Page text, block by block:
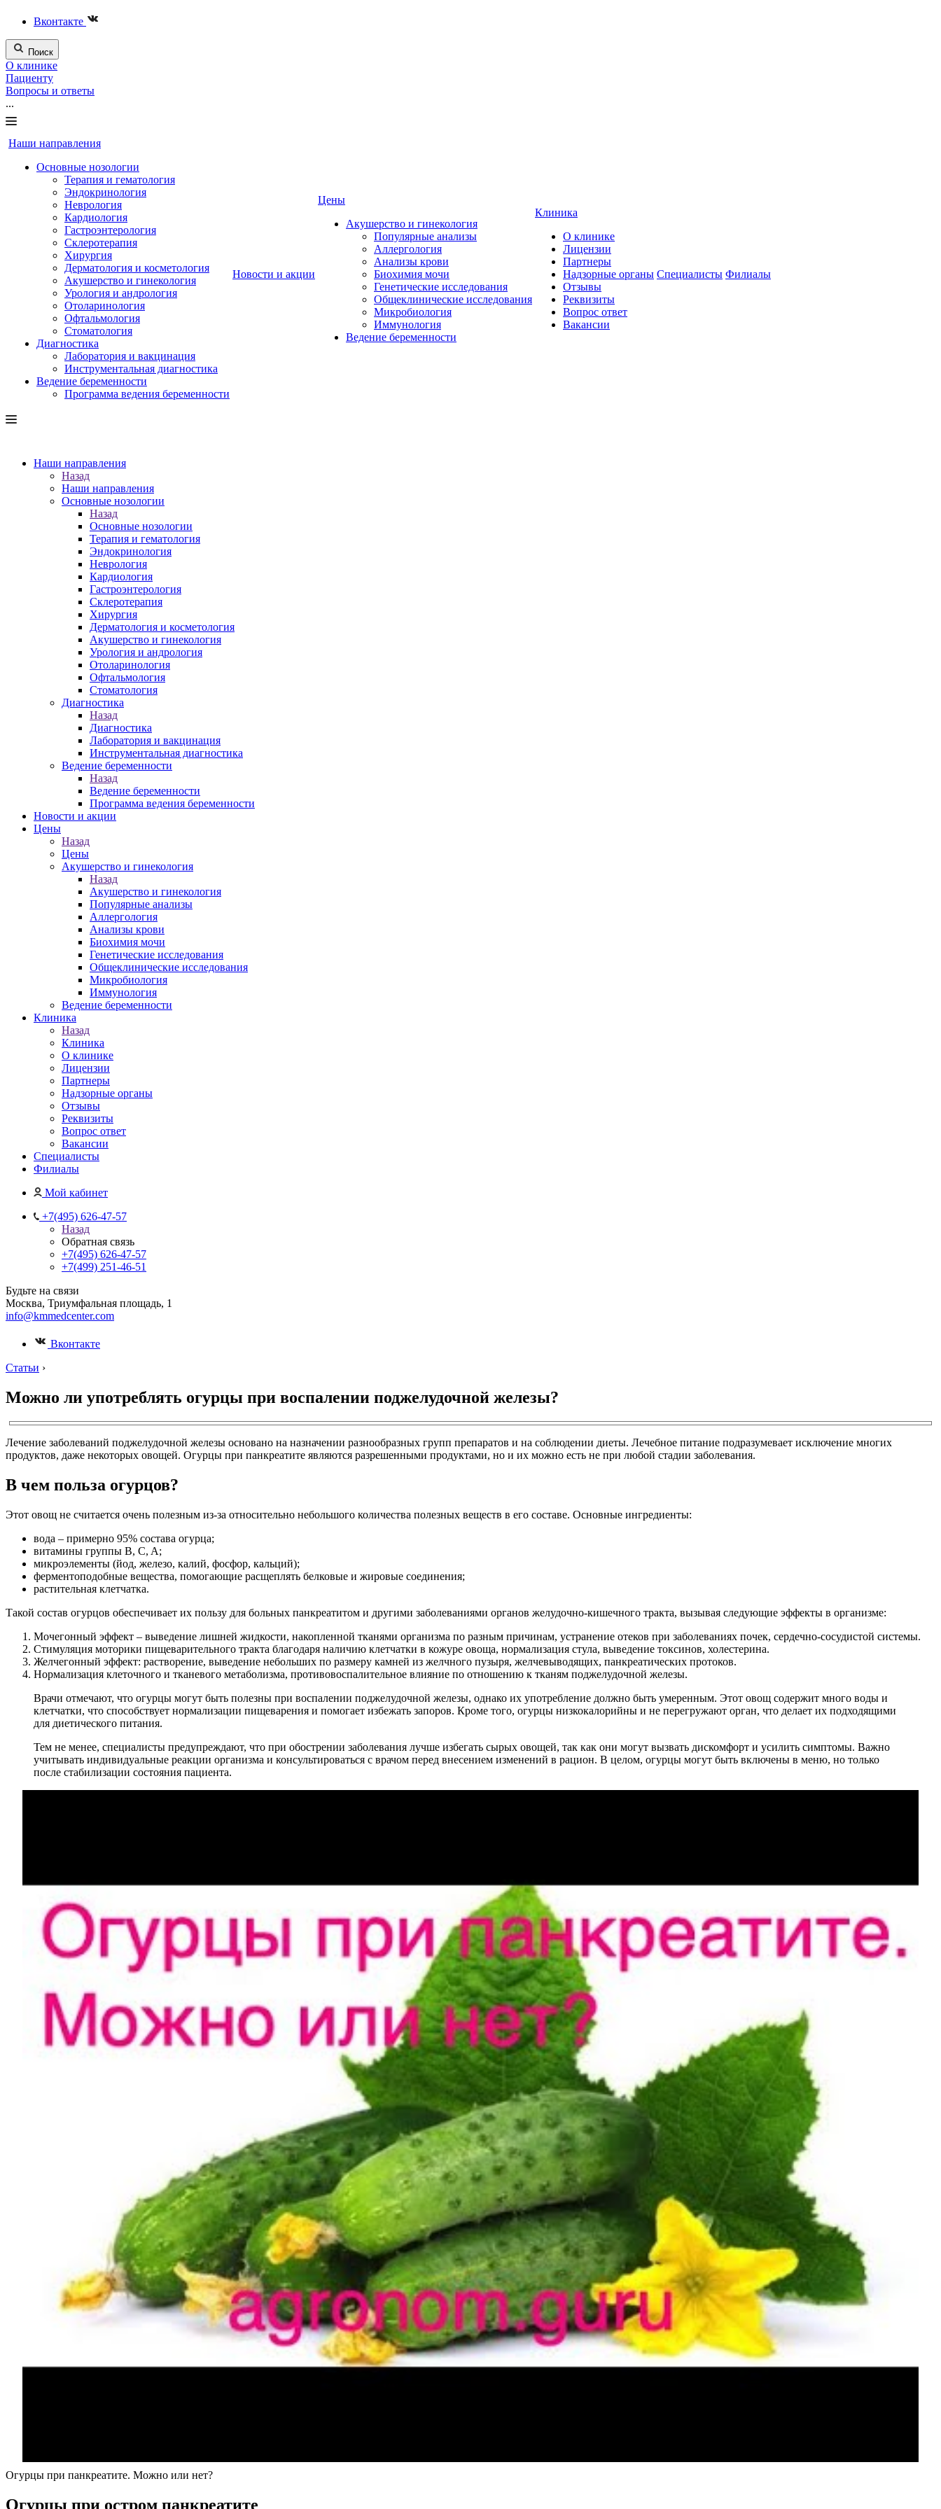
Вконтакте
Поиск
О клинике
Пациенту
Вопросы и ответы
...
Наши направления
Основные нозологии
Терапия и гематология
Эндокринология
Неврология
Кардиология
Гастроэнтерология
Склеротерапия
Хирургия
Дерматология и косметология
Акушерство и гинекология
Урология и андрология
Отоларинология
Офтальмология
Стоматология
Диагностика
Лаборатория и вакцинация
Инструментальная диагностика
Ведение беременности
Программа ведения беременности
Новости и акции
Цены
Акушерство и гинекология
Популярные анализы
Аллергология
Анализы крови
Биохимия мочи
Генетические исследования
Общеклинические исследования
Микробиология
Иммунология
Ведение беременности
Клиника
О клинике
Лицензии
Партнеры
Надзорные органы
Отзывы
Реквизиты
Вопрос ответ
Вакансии
Специалисты Филиалы
Наши направления
Назад
Наши направления
Основные нозологии
Назад
Основные нозологии
Терапия и гематология
Эндокринология
Неврология
Кардиология
Гастроэнтерология
Склеротерапия
Хирургия
Дерматология и косметология
Акушерство и гинекология
Урология и андрология
Отоларинология
Офтальмология
Стоматология
Диагностика
Назад
Диагностика
Лаборатория и вакцинация
Инструментальная диагностика
Ведение беременности
Назад
Ведение беременности
Программа ведения беременности
Новости и акции
Цены
Назад
Цены
Акушерство и гинекология
Назад
Акушерство и гинекология
Популярные анализы
Аллергология
Анализы крови
Биохимия мочи
Генетические исследования
Общеклинические исследования
Микробиология
Иммунология
Ведение беременности
Клиника
Назад
Клиника
О клинике
Лицензии
Партнеры
Надзорные органы
Отзывы
Реквизиты
Вопрос ответ
Вакансии
Специалисты
Филиалы
Мой кабинет
+7(495) 626-47-57
Назад
Обратная связь
+7(495) 626-47-57
+7(499) 251-46-51
Будьте на связи
Москва, Триумфальная площадь, 1
info@kmmedcenter.com
Вконтакте
Статьи ›
Можно ли употреблять огурцы при воспалении поджелудочной железы?
Лечение заболеваний поджелудочной железы основано на назначении разнообразных групп препаратов и на соблюдении диеты. Лечебное питание подразумевает исключение многих
продуктов, даже некоторых овощей. Огурцы при панкреатите являются разрешенными продуктами, но и их можно есть не при любой стадии заболевания.
В чем польза огурцов?
Этот овощ не считается очень полезным из-за относительно небольшого количества полезных веществ в его составе. Основные ингредиенты:
вода – примерно 95% состава огурца;
витамины группы B, C, A;
микроэлементы (йод, железо, калий, фосфор, кальций);
ферментоподобные вещества, помогающие расщеплять белковые и жировые соединения;
растительная клетчатка.
Такой состав огурцов обеспечивает их пользу для больных панкреатитом и другими заболеваниями органов желудочно-кишечного тракта, вызывая следующие эффекты в организме:
Мочегонный эффект – выведение лишней жидкости, накопленной тканями организма по разным причинам, устранение отеков при заболеваниях почек, сердечно-сосудистой системы.
Стимуляция моторики пищеварительного тракта благодаря наличию клетчатки в кожуре овоща, нормализация стула, выведение токсинов, холестерина.
Желчегонный эффект: растворение, выведение небольших по размеру камней из желчного пузыря, желчевыводящих, панкреатических протоков.
Нормализация клеточного и тканевого метаболизма, противовоспалительное влияние по отношению к тканям поджелудочной железы.
Врачи отмечают, что огурцы могут быть полезны при воспалении поджелудочной железы, однако их употребление должно быть умеренным. Этот овощ содержит много воды и
клетчатки, что способствует нормализации пищеварения и помогает избежать запоров. Кроме того, огурцы низкокалорийны и не перегружают орган, что делает их подходящими
для диетического питания.
Тем не менее, специалисты предупреждают, что при обострении заболевания лучше избегать сырых овощей, так как они могут вызвать дискомфорт и усилить симптомы. Важно
учитывать индивидуальные реакции организма и консультироваться с врачом перед внесением изменений в рацион. В целом, огурцы могут быть включены в меню, но только
после стабилизации состояния пациента.
Огурцы при панкреатите. Можно или нет?
Огурцы при остром панкреатите